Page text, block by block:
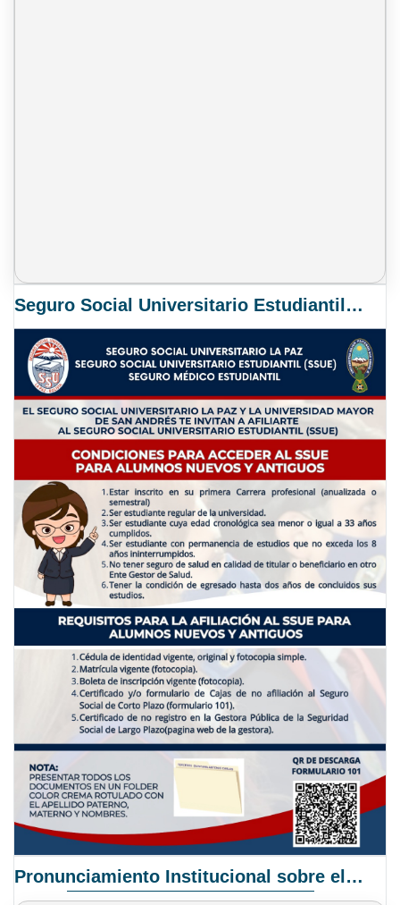
Seguro Social Universitario Estudiantil SSUE
Pronunciamiento Institucional sobre el Proyecto de Ley N° 068/2025-2026 C.S.